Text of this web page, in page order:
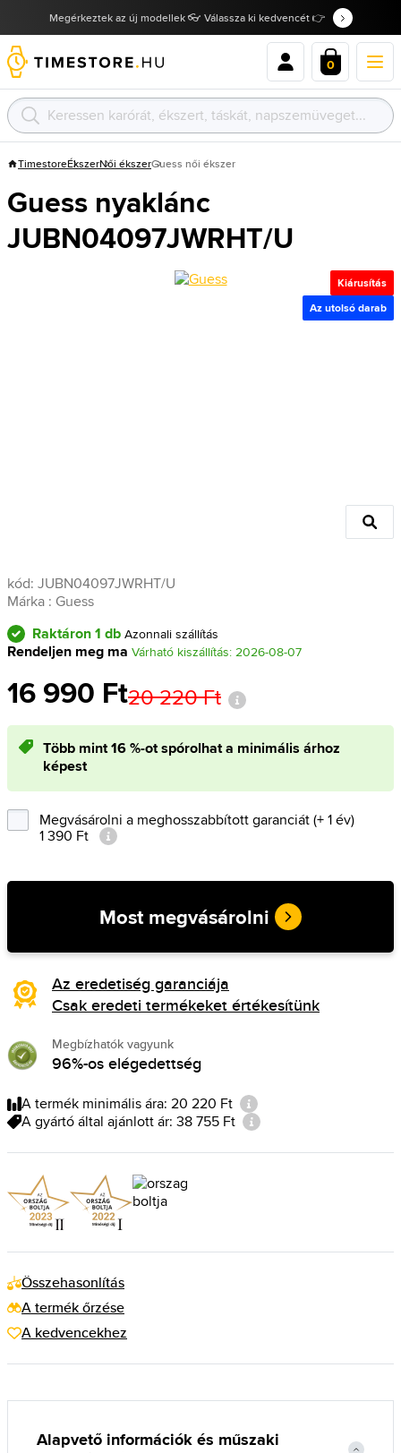
Megérkeztek az új modellek 👓 Válassza ki kedvencét 👉
0
TimestoreÉkszerNői ékszerGuess női ékszer
Guess nyaklánc
JUBN04097JWRHT/U
Kiárusítás
Az utolsó darab
kód: JUBN04097JWRHT/U
Márka : Guess
Raktáron 1 db Azonnali szállítás
Rendeljen meg ma Várható kiszállítás: 2026-08-07
16 990 Ft20 220 Ft
Több mint 16 %-ot spórolhat a minimális árhoz
képest
Megvásárolni a meghosszabbított garanciát (+ 1 év)
1 390 Ft
Most megvásárolni
Az eredetiség garanciája
Csak eredeti termékeket értékesítünk
Megbízhatók vagyunk
96%-os elégedettség
A termék minimális ára: 20 220 Ft
A gyártó által ajánlott ár: 38 755 Ft
Összehasonlítás
A termék őrzése
A kedvencekhez
Alapvető információk és műszaki